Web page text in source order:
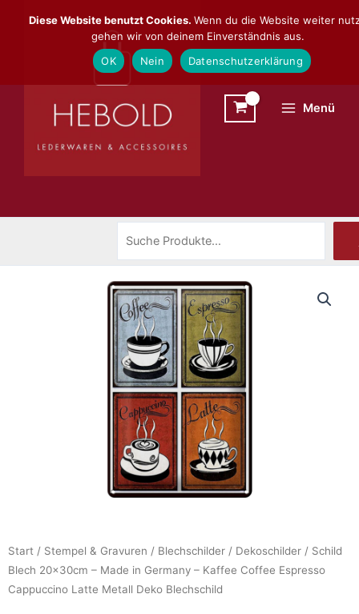
Inhalt
Menü
Start / Stempel & Gravuren / Blechschilder / Dekoschilder / Schild
Blech 20x30cm – Made in Germany – Kaffee Coffee Espresso
Cappuccino Latte Metall Deko Blechschild
Diese Website benutzt Cookies. Wenn du die Website weiter
gehen wir von deinem Einverständnis aus.
OK
Nein Datenschutzerklärung